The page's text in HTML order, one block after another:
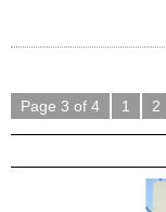
Page 3 of 4 1 2